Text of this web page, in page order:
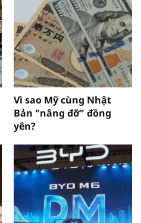
Vì sao Mỹ cùng Nhật
Bản "nâng đỡ" đồng
yên?